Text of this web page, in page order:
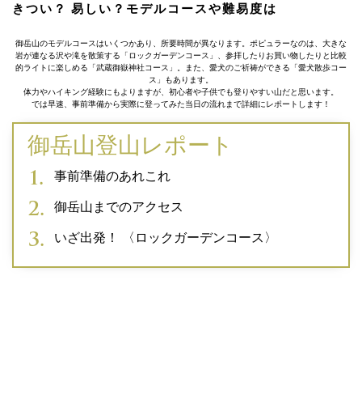
きつい？ 易しい？モデルコースや難易度は
御岳山のモデルコースはいくつかあり、所要時間が異なります。ポピュラーなのは、大きな
岩が連なる沢や滝を散策する「ロックガーデンコース」、参拝したりお買い物したりと比較
的ライトに楽しめる「武蔵御嶽神社コース」。また、愛犬のご祈祷ができる「愛犬散歩コー
ス」もあります。
体力やハイキング経験にもよりますが、初心者や子供でも登りやすい山だと思います。
では早速、事前準備から実際に登ってみた当日の流れまで詳細にレポートします！
御岳山登山レポート
事前準備のあれこれ
御岳山までのアクセス
いざ出発！ 〈ロックガーデンコース〉